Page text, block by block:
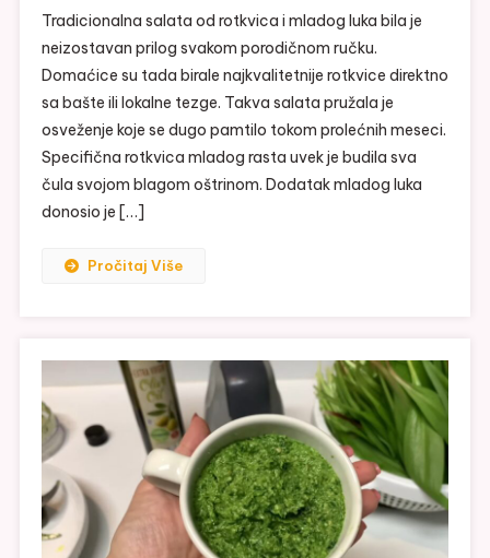
Tradicionalna salata od rotkvica i mladog luka bila je
neizostavan prilog svakom porodičnom ručku.
Domaćice su tada birale najkvalitetnije rotkvice direktno
sa bašte ili lokalne tezge. Takva salata pružala je
osveženje koje se dugo pamtilo tokom prolećnih meseci.
Specifična rotkvica mladog rasta uvek je budila sva
čula svojom blagom oštrinom. Dodatak mladog luka
donosio je […]
Pročitaj Više